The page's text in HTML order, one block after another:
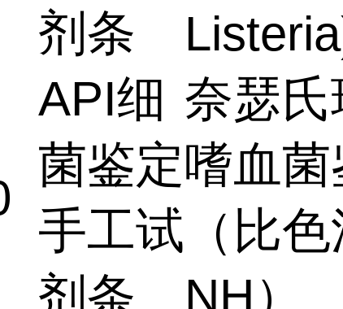
剂条
API细
菌鉴定
手工试
剂条
奈瑟氏
嗜血
（比
NH）